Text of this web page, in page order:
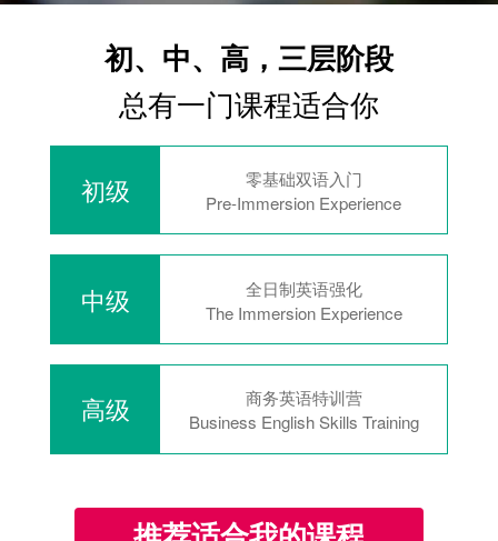
初、中、高，三层阶段
总有一门课程适合你
初级
零基础双语入门
Pre-Immersion Experience
中级
全日制英语强化
The Immersion Experience
高级
商务英语特训营
Business English Skills Training